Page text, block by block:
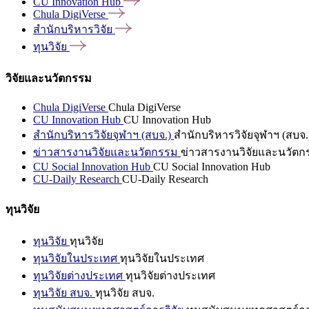
Chula DigiVerse
สำนักบริหารวิจัย
ทุนวิจัย
วิจัยและนวัตกรรม
Chula DigiVerse Chula DigiVerse
CU Innovation Hub CU Innovation Hub
สำนักบริหารวิจัยจุฬาฯ (สบจ.) สำนักบริหารวิจัยจุฬาฯ (สบจ
ข่าวสารงานวิจัยและนวัตกรรม ข่าวสารงานวิจัยและนวัตก
CU Social Innovation Hub CU Social Innovation Hub
CU-Daily Research CU-Daily Research
ทุนวิจัย
ทุนวิจัย ทุนวิจัย
ทุนวิจัยในประเทศ ทุนวิจัยในประเทศ
ทุนวิจัยต่างประเทศ ทุนวิจัยต่างประเทศ
ทุนวิจัย สบจ. ทุนวิจัย สบจ.